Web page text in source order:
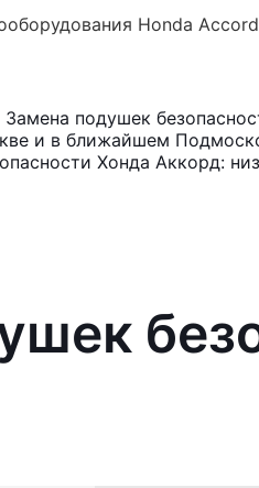
Honda Accord
подушек
и в ближайшем
Хонда Аккорд: